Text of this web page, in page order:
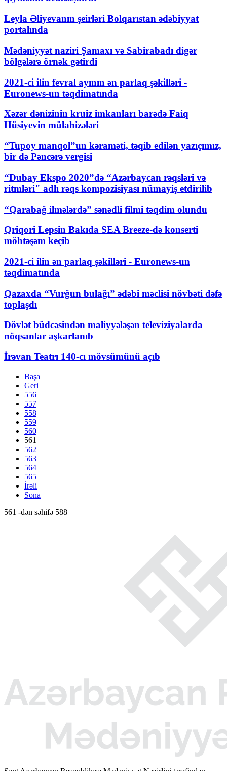
Leyla Əliyevanın şeirləri Bolqarıstan ədəbiyyat
portalında
Mədəniyyət naziri Şamaxı və Sabirabadı digər
bölgələrə örnək gətirdi
2021-ci ilin fevral ayının ən parlaq şəkilləri -
Euronews-un təqdimatında
Xəzər dənizinin kruiz imkanları barədə Faiq
Hüsiyevin mülahizələri
“Tupoy manqol”un kəraməti, təqib edilən yazıçımız,
bir də Pəncərə vergisi
“Dubay Ekspo 2020”də “Azərbaycan rəqsləri və
ritmləri" adlı rəqs kompozisiyası nümayiş etdirilib
“Qarabağ ilmələrdə” sənədli filmi təqdim olundu
Qriqori Lepsin Bakıda SEA Breeze-də konserti
möhtəşəm keçib
2021-ci ilin ən parlaq şəkilləri - Euronews-un
təqdimatında
Qazaxda “Vurğun bulağı” ədəbi məclisi növbəti dəfə
toplaşdı
Dövlət büdcəsindən maliyyələşən televiziyalarda
nöqsanlar aşkarlanıb
İrəvan Teatrı 140-cı mövsümünü açıb
Başa
Geri
556
557
558
559
560
561
562
563
564
565
İrəli
Sona
561 -dən səhifə 588